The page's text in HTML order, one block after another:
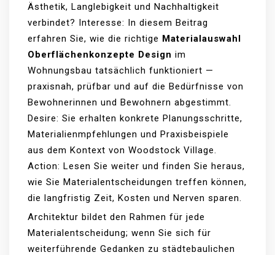
Ästhetik, Langlebigkeit und Nachhaltigkeit
verbindet? Interesse: In diesem Beitrag
erfahren Sie, wie die richtige Materialauswahl
Oberflächenkonzepte Design im
Wohnungsbau tatsächlich funktioniert —
praxisnah, prüfbar und auf die Bedürfnisse von
Bewohnerinnen und Bewohnern abgestimmt.
Desire: Sie erhalten konkrete Planungsschritte,
Materialienmpfehlungen und Praxisbeispiele
aus dem Kontext von Woodstock Village.
Action: Lesen Sie weiter und finden Sie heraus,
wie Sie Materialentscheidungen treffen können,
die langfristig Zeit, Kosten und Nerven sparen.
Architektur bildet den Rahmen für jede
Materialentscheidung; wenn Sie sich für
weiterführende Gedanken zu städtebaulichen